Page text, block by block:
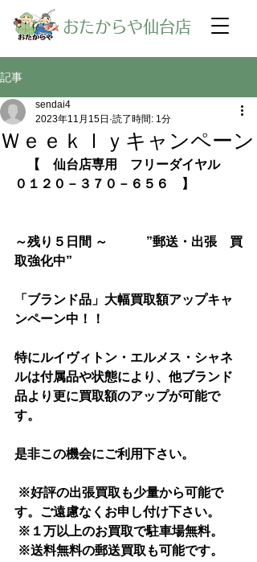
​おたからや仙台店
記事
Ｗｅｅｋｌｙキャンペーン
sendai4
2023年11月15日 読了時間: 1分
【　仙台店専用　フリーダイヤル
０１２０－３７０－６５６　】
～残り５日間 ～　　　”郵送・出張　買
取強化中”
「ブランド品」大幅買取額アップキャ
ンペーン中！！
特にルイヴィトン・エルメス・シャネ
ルは付属品や状態により、他ブランド
品より更に買取額のアップが可能で
す。
是非この機会にご利用下さい。
す。ご遠慮なくお申し付け下さい。
※１万以上のお買取で駐車場無料。